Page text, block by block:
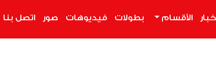
الأقسام بطولات فيديوهات صور اتصل بنا